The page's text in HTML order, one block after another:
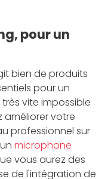
pour un
bien de produits
pour un
vite impossible
améliorer votre
professionnel sur
microphone
vous aurez des
de l'intégration de